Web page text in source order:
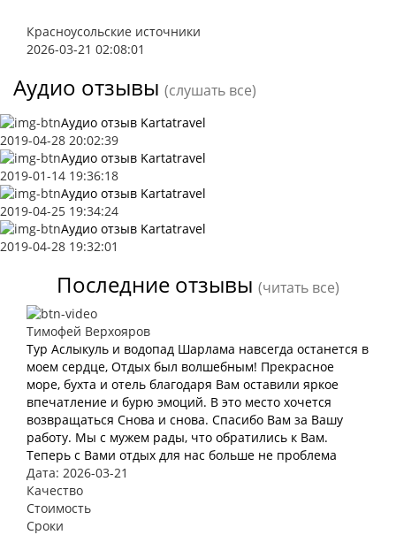
Красноусольские источники
2026-03-21 02:08:01
Аудио отзывы (слушать все)
Аудио отзыв Kartatravel
2019-04-28 20:02:39
Аудио отзыв Kartatravel
2019-01-14 19:36:18
Аудио отзыв Kartatravel
2019-04-25 19:34:24
Аудио отзыв Kartatravel
2019-04-28 19:32:01
Последние отзывы (читать все)
Тимофей Верхояров
Тур Аслыкуль и водопад Шарлама навсегда останется в
моем сердце, Отдых был волшебным! Прекрасное
море, бухта и отель благодаря Вам оставили яркое
впечатление и бурю эмоций. В это место хочется
возвращаться Снова и снова. Спасибо Вам за Вашу
работу. Мы с мужем рады, что обратились к Вам.
Теперь с Вами отдых для нас больше не проблема
Дата: 2026-03-21
Качество
Стоимость
Сроки